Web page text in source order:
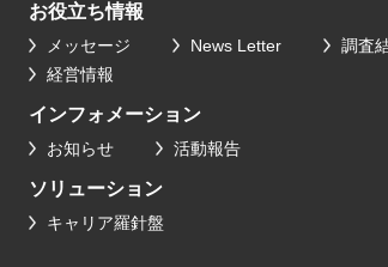
お役立ち情報
メッセージ News Letter
調査
経営情報
インフォメーション
お知らせ 活動報告
ソリューション
キャリア羅針盤